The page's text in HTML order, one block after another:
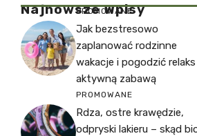
Najnowsze Wpisy
PROMOWANE
Jak bezstresowo
zaplanować rodzinne
wakacje i pogodzić
aktywną zabawą
PROMOWANE
Rdza, ostre krawędzie,
odpryski lakieru – skąd